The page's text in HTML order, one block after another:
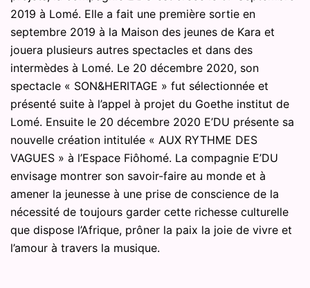
2019 à Lomé. Elle a fait une première sortie en
septembre 2019 à la Maison des jeunes de Kara et
jouera plusieurs autres spectacles et dans des
intermèdes à Lomé. Le 20 décembre 2020, son
spectacle « SON&HERITAGE » fut sélectionnée et
présenté suite à l’appel à projet du Goethe institut de
Lomé. Ensuite le 20 décembre 2020 E’DU présente sa
nouvelle création intitulée « AUX RYTHME DES
VAGUES » à l’Espace Fiôhomé. La compagnie E’DU
envisage montrer son savoir-faire au monde et à
amener la jeunesse à une prise de conscience de la
nécessité de toujours garder cette richesse culturelle
que dispose l’Afrique, prôner la paix la joie de vivre et
l’amour à travers la musique.